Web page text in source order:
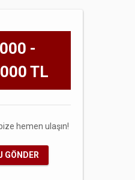
-
TL
hemen ulaşın!
GÖNDER